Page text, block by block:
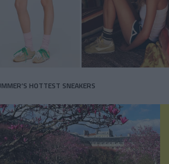
HOTTEST SNEAKERS